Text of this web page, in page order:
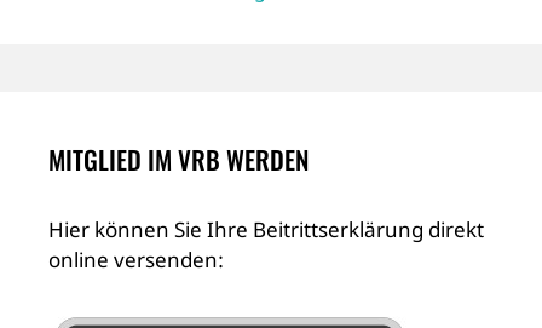
MITGLIED IM VRB WERDEN
Hier können Sie Ihre Beitrittserklärung direkt
online versenden: